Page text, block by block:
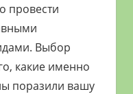
провести
Выбор
какие именно
поразили вашу